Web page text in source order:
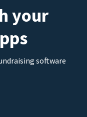
your
software